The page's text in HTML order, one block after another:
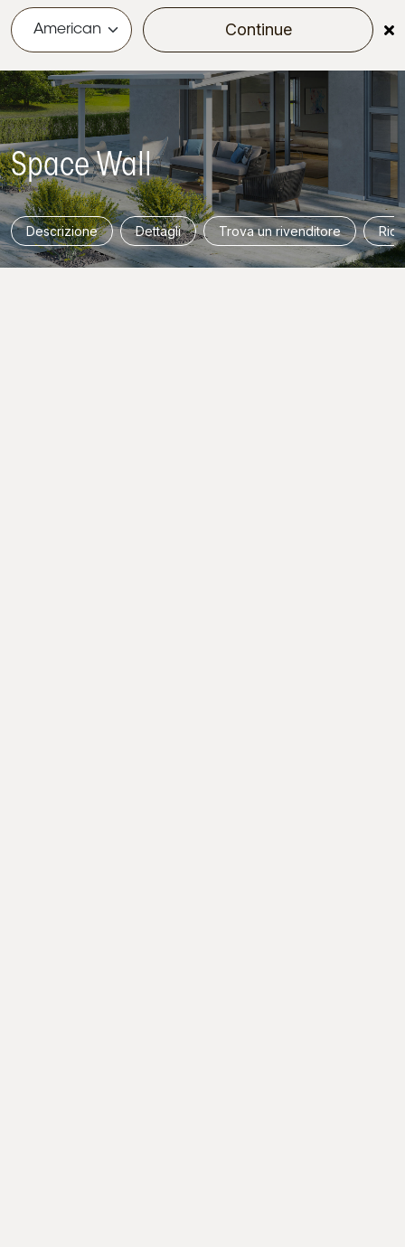
Continue
Space Wall
Descrizione Dettagli Trova un rivenditore